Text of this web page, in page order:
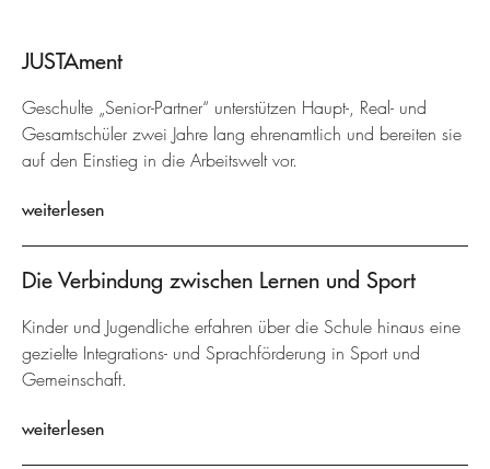
JUSTAment
Geschulte „Senior-Partner“ unterstützen Haupt-, Real- und
Gesamtschüler zwei Jahre lang ehrenamtlich und bereiten sie
auf den Einstieg in die Arbeitswelt vor.
weiterlesen
Die Verbindung zwischen Lernen und Sport
Kinder und Jugendliche erfahren über die Schule hinaus eine
gezielte Integrations- und Sprachförderung in Sport und
Gemeinschaft.
weiterlesen